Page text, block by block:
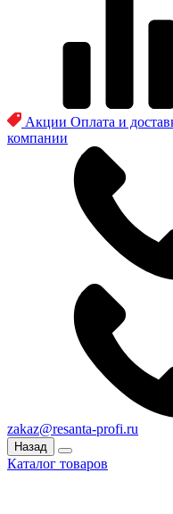
Акции Оплата и
компании
zakaz@resanta-profi.ru
Назад
Каталог товаров